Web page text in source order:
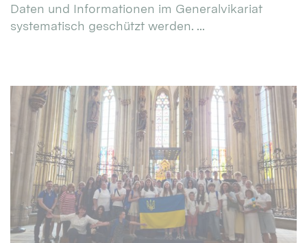
Daten und Informationen im Generalvikariat
systematisch geschützt werden. ...